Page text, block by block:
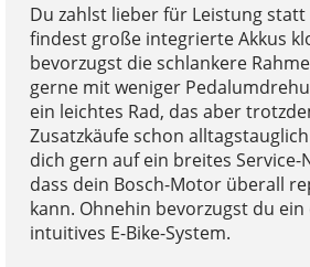
Du zahlst lieber für Leistung
findest große integrierte Akkus
bevorzugst die schlankere
gerne mit weniger
ein leichtes Rad, das aber
Zusatzkäufe schon
dich gern auf ein breites Service-
dass dein Bosch-Motor überall
kann. Ohnehin bevorzugst du ein
intuitives E-Bike-System.